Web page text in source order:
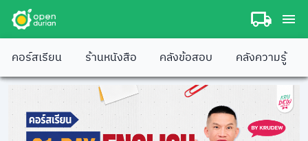
คอร์สเรียน ร้านหนังสือ คลังข้อสอบ คลังความรู้